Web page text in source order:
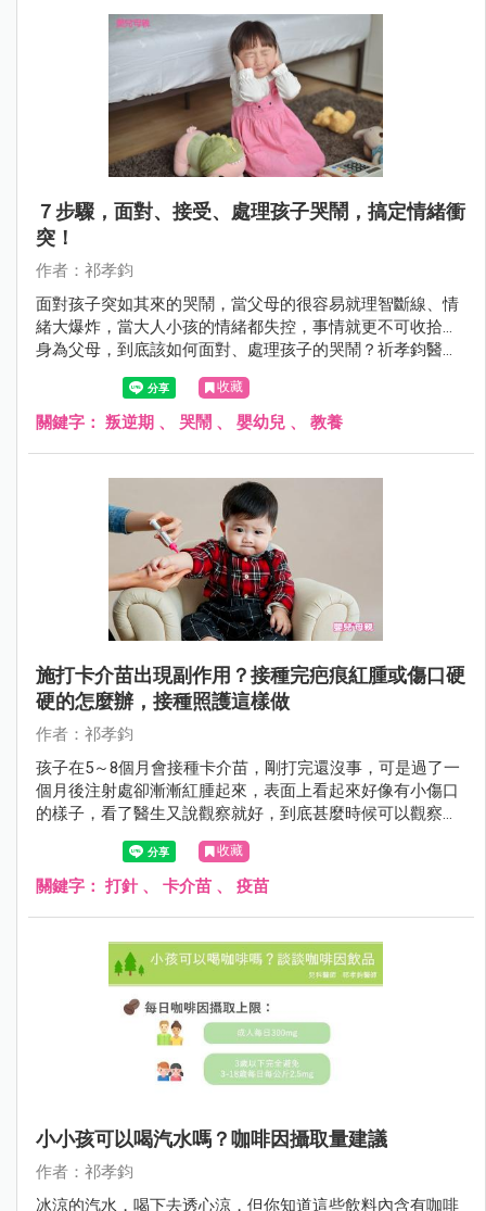
７步驟，面對、接受、處理孩子哭鬧，搞定情緒衝
突！
作者：祁孝鈞
面對孩子突如其來的哭鬧，當父母的很容易就理智斷線、情
緒大爆炸，當大人小孩的情緒都失控，事情就更不可收拾...
身為父母，到底該如何面對、處理孩子的哭鬧？祈孝鈞醫師
整理了7步驟，爸媽們可以試試看。
收藏
關鍵字： 叛逆期 、 哭鬧 、 嬰幼兒 、 教養
施打卡介苗出現副作用？接種完疤痕紅腫或傷口硬
硬的怎麼辦，接種照護這樣做
作者：祁孝鈞
孩子在5～8個月會接種卡介苗，剛打完還沒事，可是過了一
個月後注射處卻漸漸紅腫起來，表面上看起來好像有小傷口
的樣子，看了醫生又說觀察就好，到底甚麼時候可以觀察？
甚麼時候需要治療？觀察期間要注意甚麼？我們一起來看看
收藏
關鍵字： 打針 、 卡介苗 、 疫苗
小小孩可以喝汽水嗎？咖啡因攝取量建議
作者：祁孝鈞
冰涼的汽水，喝下去透心涼，但你知道這些飲料內含有咖啡